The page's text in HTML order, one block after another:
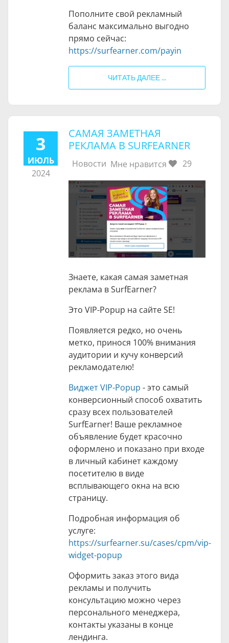
Пополните свой рекламный
баланс максимально выгодно
прямо сейчас:
https://surfearner.com/payin
ЧИТАТЬ ДАЛЕЕ ...
3
ИЮЛЬ
2024
САМАЯ ЗАМЕТНАЯ
РЕКЛАМА В SURFEARNER
Новости Мне нравится 29
Знаете, какая самая заметная
реклама в SurfEarner?
Это VIP-Popup на сайте SE!
Появляется редко, но очень
метко, принося 100% внимания
аудитории и кучу конверсий
рекламодателю!
Виджет VIP-Popup - это самый
конверсионный способ охватить
сразу всех пользователей
SurfEarner! Ваше рекламное
объявление будет красочно
оформлено и показано при входе
в личный кабинет каждому
посетителю в виде
всплывающего окна на всю
страницу.
Подробная информация об
услуге:
https://surfearner.su/cases/cpm/vip-
widget-popup
Оформить заказ этого вида
рекламы и получить
консультацию можно через
персонального менеджера,
контакты указаны в конце
лендинга.